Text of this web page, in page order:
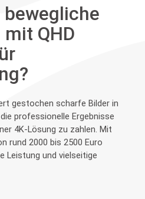
QHD
gestochen scharfe Bilder in
professionelle Ergebnisse
4K-Lösung zu zahlen. Mit
rund 2000 bis 2500 Euro
Leistung und vielseitige